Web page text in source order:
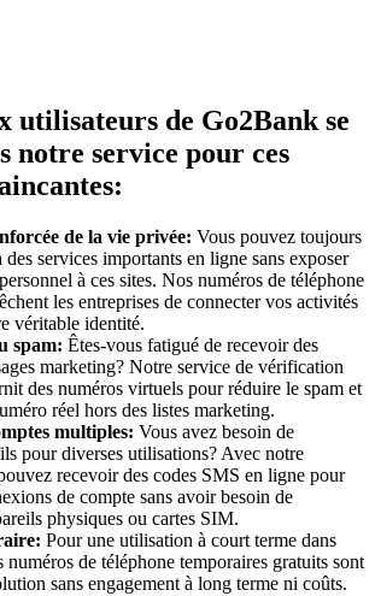
utilisateurs de Go2Bank se
notre service pour ces
de la vie privée: Vous pouvez toujours
services importants en ligne sans exposer
à ces sites. Nos numéros de téléphone
les entreprises de connecter vos activités
véritable identité.
spam: Êtes-vous fatigué de recevoir des
marketing? Notre service de vérification
des numéros virtuels pour réduire le spam et
réel hors des listes marketing.
multiples: Vous avez besoin de
pour diverses utilisations? Avec notre
recevoir des codes SMS en ligne pour
de compte sans avoir besoin de
physiques ou cartes SIM.
Pour une utilisation à court terme dans
de téléphone temporaires gratuits sont
sans engagement à long terme ni coûts.